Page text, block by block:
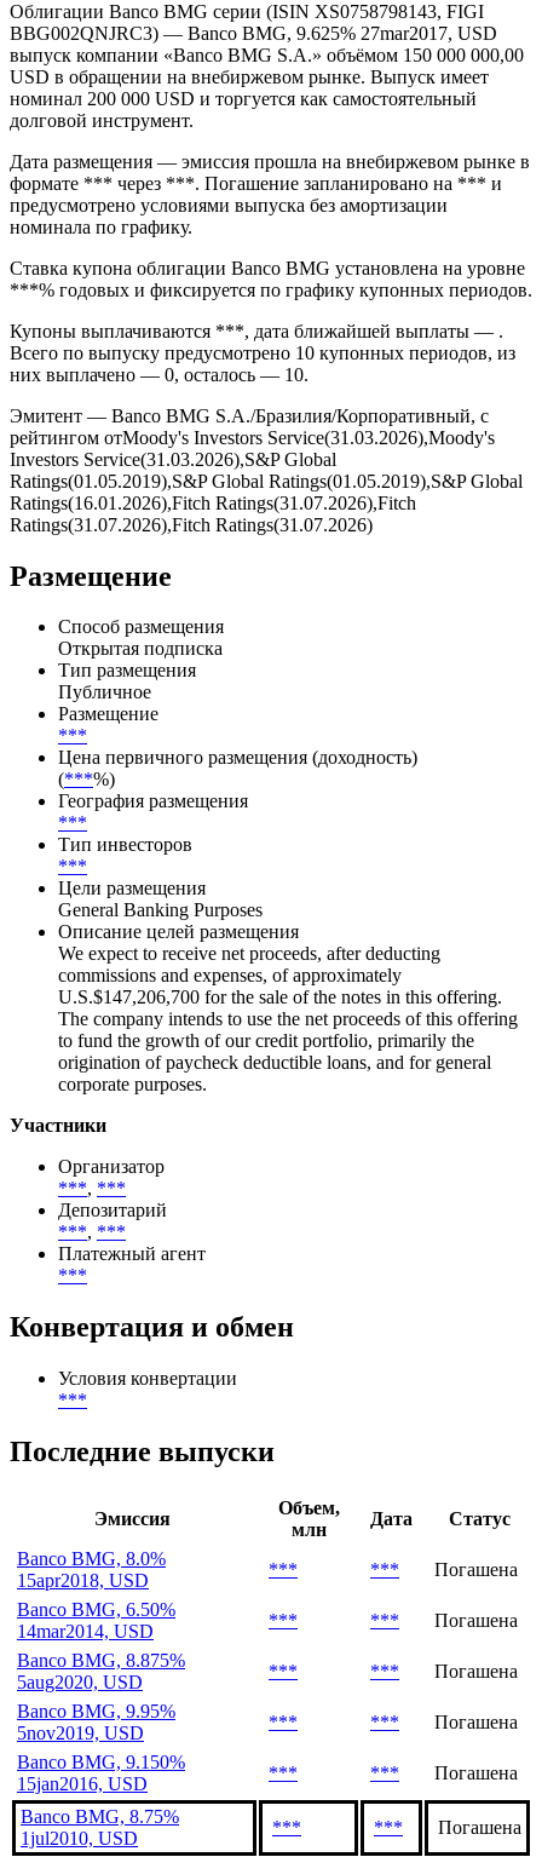
Облигации Banco BMG серии (ISIN XS0758798143, FIGI
BBG002QNJRC3) — Banco BMG, 9.625% 27mar2017, USD
выпуск компании «Banco BMG S.A.» объёмом 150 000 000,00
USD в обращении на внебиржевом рынке. Выпуск имеет
номинал 200 000 USD и торгуется как самостоятельный
долговой инструмент.
Дата размещения — эмиссия прошла на внебиржевом рынке в
формате *** через ***. Погашение запланировано на *** и
предусмотрено условиями выпуска без амортизации
номинала по графику.
Ставка купона облигации Banco BMG установлена на уровне
***% годовых и фиксируется по графику купонных периодов.
Купоны выплачиваются ***, дата ближайшей выплаты — .
Всего по выпуску предусмотрено 10 купонных периодов, из
них выплачено — 0, осталось — 10.
Эмитент — Banco BMG S.A./Бразилия/Корпоративный, с
рейтингом отMoody's Investors Service(31.03.2026),Moody's
Investors Service(31.03.2026),S&P Global
Ratings(01.05.2019),S&P Global Ratings(01.05.2019),S&P Global
Ratings(16.01.2026),Fitch Ratings(31.07.2026),Fitch
Ratings(31.07.2026),Fitch Ratings(31.07.2026)
Размещение
Способ размещения
Открытая подписка
Тип размещения
Публичное
Размещение
***
Цена первичного размещения (доходность)
(***%)
География размещения
***
Тип инвесторов
***
Цели размещения
General Banking Purposes
Описание целей размещения
We expect to receive net proceeds, after deducting
commissions and expenses, of approximately
U.S.$147,206,700 for the sale of the notes in this offering.
The company intends to use the net proceeds of this offering
to fund the growth of our credit portfolio, primarily the
origination of paycheck deductible loans, and for general
corporate purposes.
Участники
Организатор
***, ***
Депозитарий
***, ***
Платежный агент
***
Конвертация и обмен
Условия конвертации
***
Последние выпуски
Эмиссия
Объем,
млн
Дата
Статус
Banco BMG, 8.0%
15apr2018, USD
*** ***
Погашена
Banco BMG, 6.50%
14mar2014, USD
*** ***
Погашена
Banco BMG, 8.875%
5aug2020, USD
*** ***
Погашена
Banco BMG, 9.95%
5nov2019, USD
*** ***
Погашена
Banco BMG, 9.150%
15jan2016, USD
*** *** Погашена
Banco BMG, 8.75%
1jul2010, USD
*** ***
Погашена